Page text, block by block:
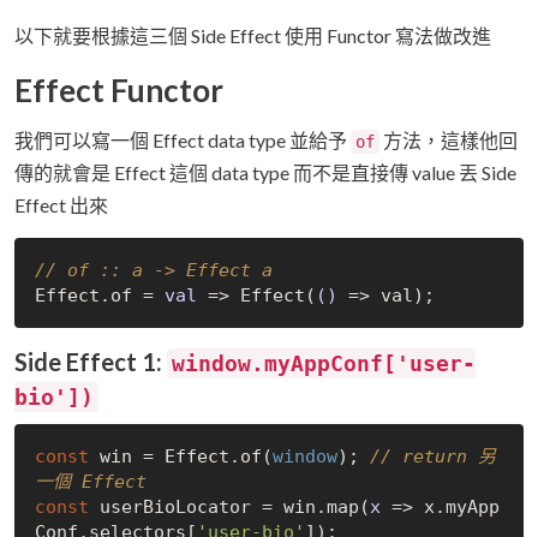
以下就要根據這三個 Side Effect 使用 Functor 寫法做改進
Effect Functor
我們可以寫一個 Effect data type 並給予 of 方法，這樣他回
傳的就會是 Effect 這個 data type 而不是直接傳 value 丟 Side
Effect 出來
// of :: a -> Effect a
Effect.of = val => Effect( () =>
Side Effect 1: window.myAppConf['user-
bio'])
const win = Effect.of(window); // return 另
一個 Effect
const userBioLocator = win.map(x => x.myApp
Conf.selectors[ 'user-bio'